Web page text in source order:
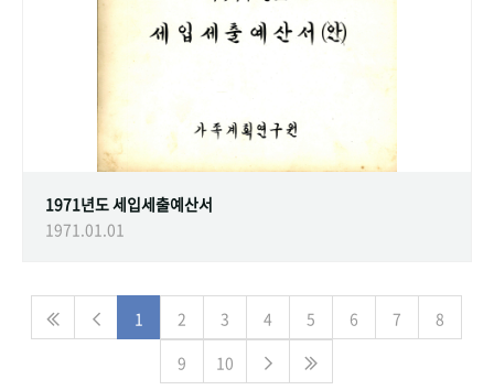
1971년도 세입세출예산서
1971.01.01
1 2 3 4 5 6 7
8
9
10